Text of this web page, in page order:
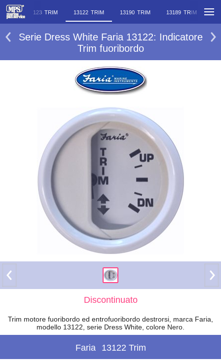
13123 TRIM 13122 TRIM 13190 TRIM 13189 TRIM
Serie Dress White Faria 13122: Indicatore
Trim fuoribordo
Discontinuato
Trim motore fuoribordo ed entrofuoribordo destrorsi, marca Faria,
modello 13122, serie Dress White, colore Nero.
Faria 13122 Trim